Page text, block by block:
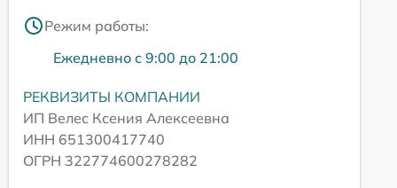
Режим работы:
Ежедневно с 9:00 до 21:00
РЕКВИЗИТЫ КОМПАНИИ
ИП Велес Ксения Алексеевна
ИНН 651300417740
ОГРН 322774600278282